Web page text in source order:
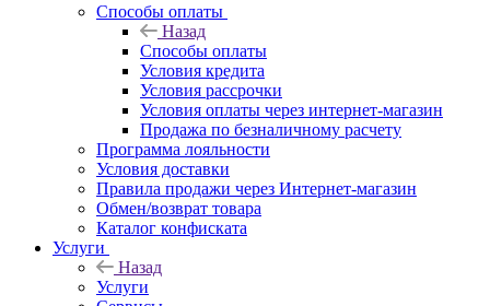
Способы оплаты
Назад
Способы оплаты
Условия кредита
Условия рассрочки
Условия оплаты через интернет-магазин
Продажа по безналичному расчету
Программа лояльности
Условия доставки
Правила продажи через Интернет-магазин
Обмен/возврат товара
Каталог конфиската
Услуги
Назад
Услуги